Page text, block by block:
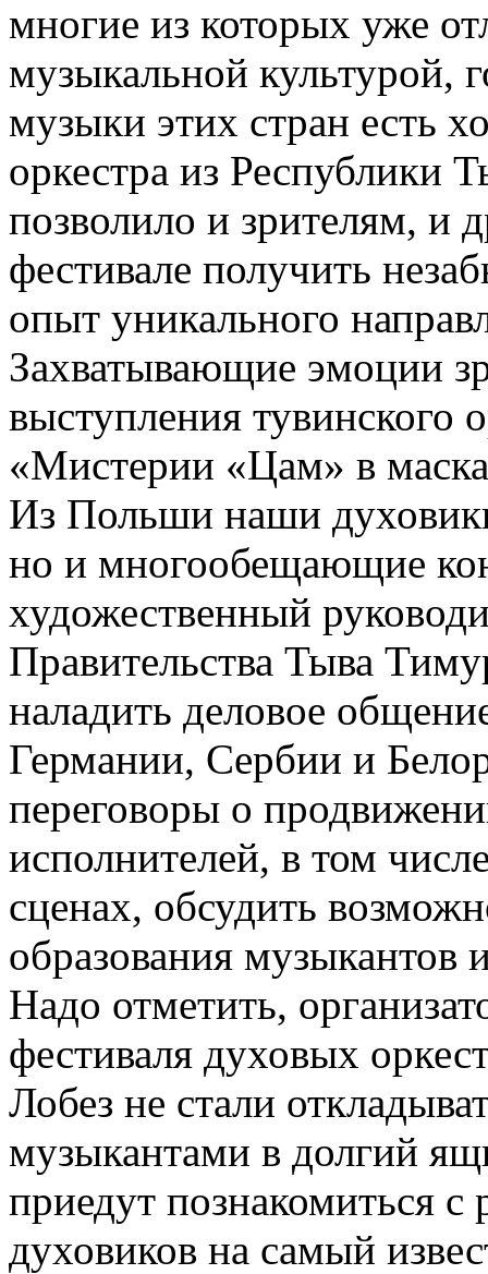
многие из которых уже
музыкальной культурой,
музыки этих стран есть
оркестра из Республики
позволило и зрителям, и
фестивале получить
опыт уникального
Захватывающие эмоции
выступления тувинского
«Мистерии «Цам» в
Из Польши наши
но и многообещающие
художественный
Правительства Тыва
наладить деловое
Германии, Сербии и
переговоры о
исполнителей, в том
сценах, обсудить
образования музыкантов
Надо отметить,
фестиваля духовых
Лобез не стали
музыкантами в долгий
приедут познакомиться
духовиков на самый